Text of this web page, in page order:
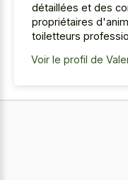
détaillées et des
propriétaires
toiletteurs
Voir le profil de